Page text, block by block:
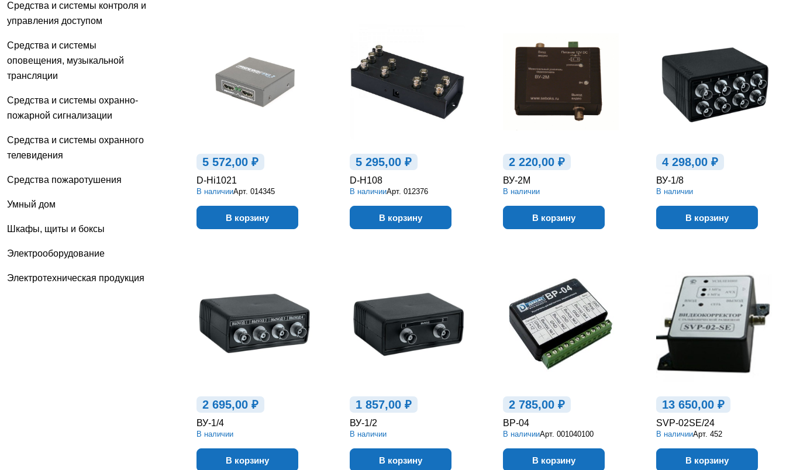
5 572,00 ₽
D-Hi1021
В наличииАрт. 014345
В корзину
5 295,00 ₽
D-H108
В наличииАрт. 012376
В корзину
2 220,00 ₽
ВУ-2М
В наличии
В корзину
4 298,00 ₽
ВУ-1/8
В наличии
В корзину
2 695,00 ₽
ВУ-1/4
В наличии
В корзину
1 857,00 ₽
ВУ-1/2
В наличии
В корзину
2 785,00 ₽
ВР-04
В наличииАрт. 001040100
В корзину
13 650,00 ₽
SVP-02SE/24
В наличииАрт. 452
В корзину
Средства и системы контроля и
управления доступом
Средства и системы
оповещения, музыкальной
трансляции
Средства и системы охранно-
пожарной сигнализации
Средства и системы охранного
телевидения
Средства пожаротушения
Умный дом
Шкафы, щиты и боксы
Электрооборудование
Электротехническая продукция